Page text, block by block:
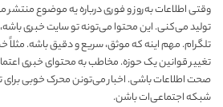
وقتی اطلاعات به‌روز و فوری درباره یه موضوع
تولید می‌کنی. این محتوا می‌تونه تو سایت خبری
تلگرام. مهم اینه که موثق، سریع و دقیق باشه. مثلاً
تغییر قوانین یک حوزه. مخاطب به محتوای خبری
صحت اطلاعات باشی. اخبار می‌تونن محرک خوبی برای
شبکه اجتماعی‌ات باشن.